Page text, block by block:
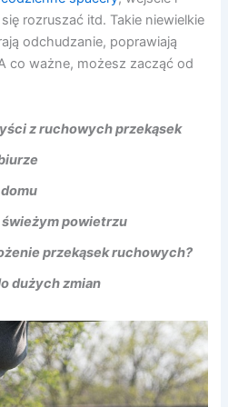
rozruszać itd. Takie niewielkie
odchudzanie, poprawiają
co ważne, możesz zacząć od
z ruchowych przekąsek
świeżym powietrzu
przekąsek ruchowych?
dużych zmian